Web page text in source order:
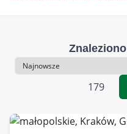
Znaleziono
Sortowanie
179